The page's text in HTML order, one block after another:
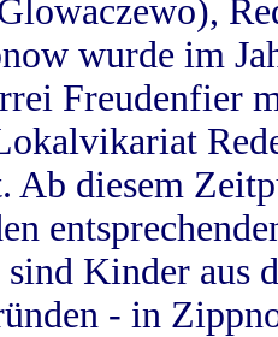
wurde im
Freudenfier
Ab diesem
Kinder aus
- in